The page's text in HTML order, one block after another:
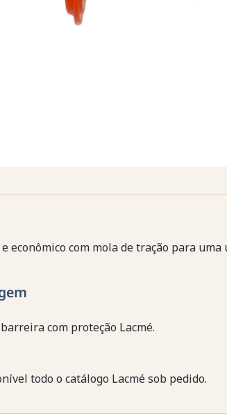
econômico com mola de tração para
com proteção Lacmé.
todo o catálogo Lacmé sob pedido.